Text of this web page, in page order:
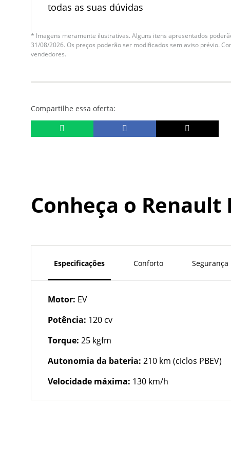
todas as suas dúvidas
* Imagens meramente ilustrativas. Alguns itens apresentados
31/08/2026. Os preços poderão ser modificados sem aviso prévio.
vendedores.
Compartilhe essa oferta:
Conheça o Renault
Especificações Conforto Segurança
Motor: EV
Potência: 120 cv
Torque: 25 kgfm
Autonomia da bateria: 210 km (ciclos PBEV)
Velocidade máxima: 130 km/h